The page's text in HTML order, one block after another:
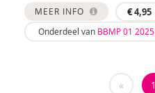
Saskia van Beveren
MEER INFO €4,95
Onderdeel van BBMP 01 2025
« 1